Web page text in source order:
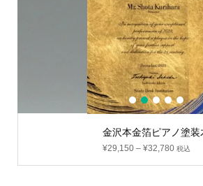
金沢本金箔ピアノ塗装木製盾：VOP.85
32,780 税込
1 2 3 4 5